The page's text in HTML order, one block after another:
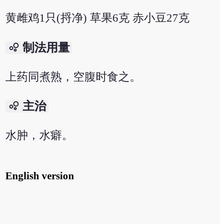
黄雌鸡1只(捋净) 草果6克 赤小豆27克
bubble_chart 制法用量
上药同煮熟，空腹时食之。
bubble_chart 主治
水肿，水癖。
English version